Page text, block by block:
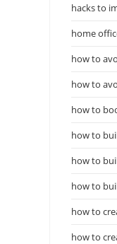
hacks to
home
how to
how to
how to
how to
how to
how to
how to
how to